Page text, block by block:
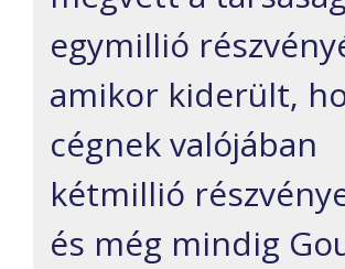
egymillió
amikor kiderült,
cégnek valójában
kétmillió
és még mindig